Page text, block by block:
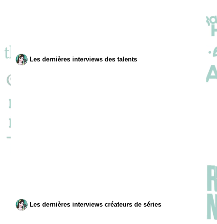
Les dernières interviews des talents
Les dernières interviews créateurs de séries